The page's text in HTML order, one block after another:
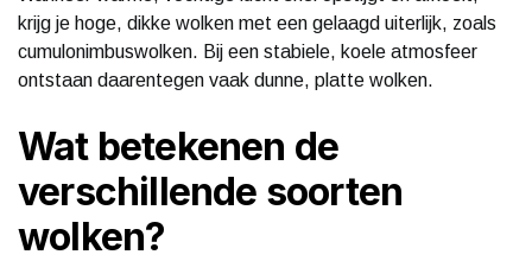
krijg je hoge, dikke wolken met een gelaagd uiterlijk, zoals
cumulonimbuswolken. Bij een stabiele, koele atmosfeer
ontstaan daarentegen vaak dunne, platte wolken.
Wat betekenen de
verschillende soorten
wolken?